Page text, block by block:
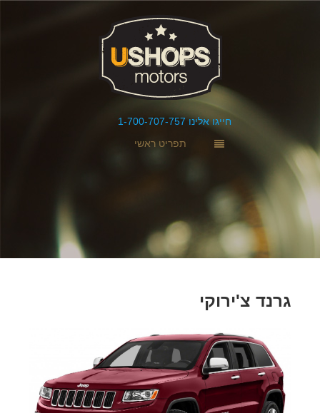
חייגו אלינו 1-700-707-757
תפריט ראשי
גרנד צ'ירוקי